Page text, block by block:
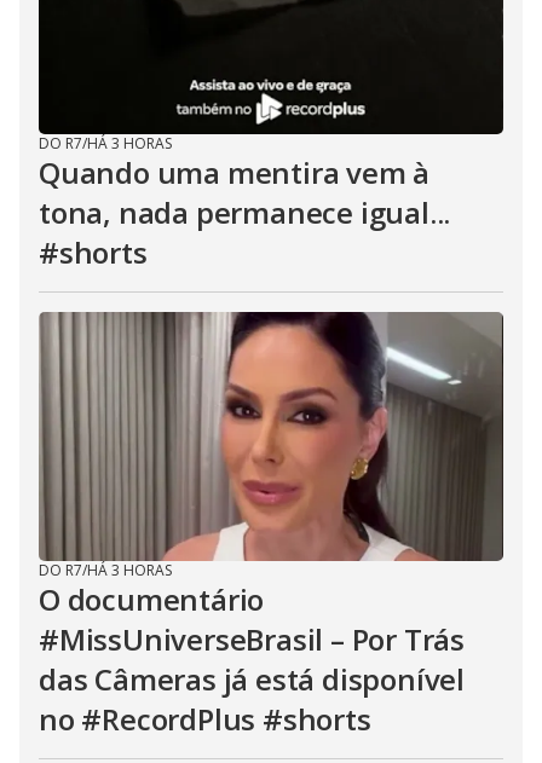
DO R7/HÁ 3 HORAS
Quando uma mentira vem à
tona, nada permanece igual...
#shorts
DO R7/HÁ 3 HORAS
O documentário
#MissUniverseBrasil – Por Trás
das Câmeras já está disponível
no #RecordPlus #shorts